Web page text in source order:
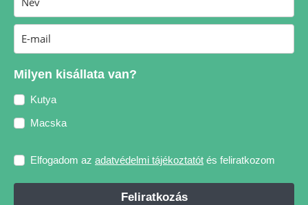
Milyen kisállata van?
Kutya
Macska
Elfogadom az adatvédelmi tájékoztatót és feliratkozom
Feliratkozás